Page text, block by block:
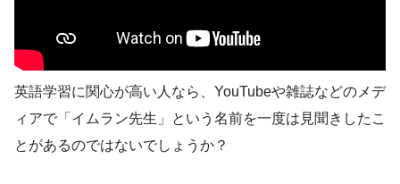
英語学習に関心が高い人なら、YouTubeや雑誌などのメデ
ィアで「イムラン先生」という名前を一度は見聞きしたこ
とがあるのではないでしょうか？